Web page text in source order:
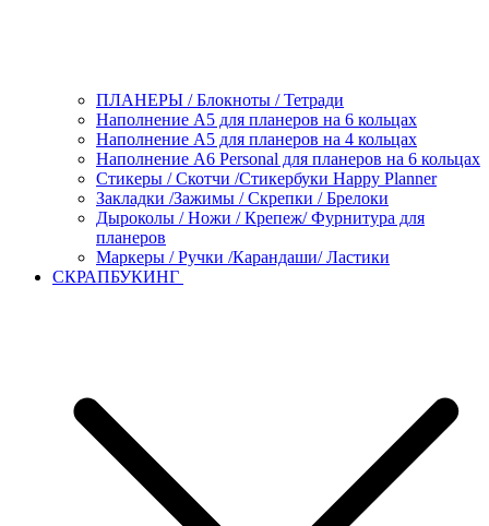
ПЛАНЕРЫ / Блокноты / Тетради
Наполнение А5 для планеров на 6 кольцах
Наполнение А5 для планеров на 4 кольцах
Наполнение А6 Personal для планеров на 6 кольцах
Стикеры / Скотчи /Стикербуки Happy Planner
Закладки /Зажимы / Скрепки / Брелоки
Дыроколы / Ножи / Крепеж/ Фурнитура для
планеров
Маркеры / Ручки /Карандаши/ Ластики
СКРАПБУКИНГ